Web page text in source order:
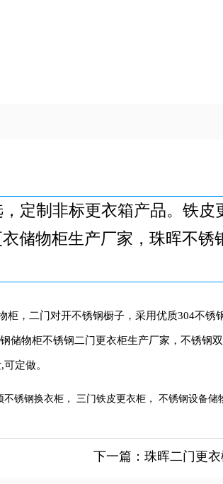
定制非标更衣箱产品。铁皮
储物柜生产厂家，珠晖不锈
，二门对开不锈钢橱子，采用优质304不锈
储物柜不锈钢二门更衣柜生产厂家，不锈钢
定做。
锈钢换衣柜， 三门铁皮更衣柜， 不锈钢设备储
下一篇： 珠晖二门更衣